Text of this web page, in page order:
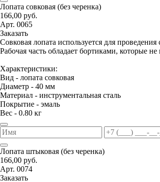
Лопата совковая (без черенка)
166,00 руб.
Арт. 0065
Заказать
Совковая лопата используется для
Рабочая часть обладает бортиками, которые
Характеристики:
Вид - лопата совковая
Диаметр - 40 мм
Материал - инструментальная сталь
Покрытие - эмаль
Вес - 0.80 кг
Лопата штыковая (без черенка)
166,00 руб.
Арт. 0074
Заказать